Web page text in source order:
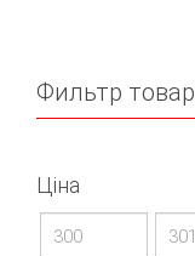
Фильтр
Ціна